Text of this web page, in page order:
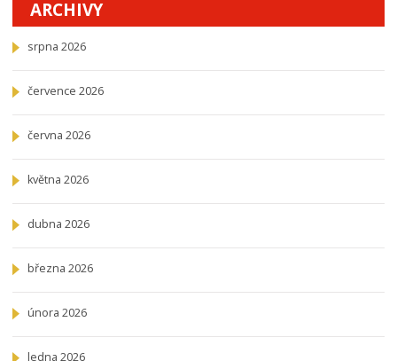
ARCHIVY
srpna 2026
července 2026
června 2026
května 2026
dubna 2026
března 2026
února 2026
ledna 2026